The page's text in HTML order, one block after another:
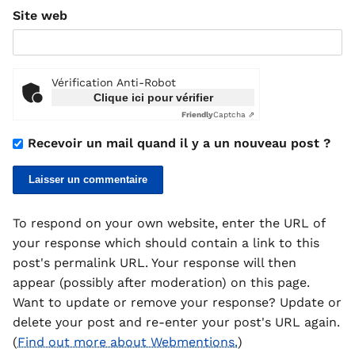
Site web
Vérification Anti-Robot
Clique ici pour vérifier
FriendlyCaptcha ⇗
Recevoir un mail quand il y a un nouveau post ?
To respond on your own website, enter the URL of
your response which should contain a link to this
post's permalink URL. Your response will then
appear (possibly after moderation) on this page.
Want to update or remove your response? Update or
delete your post and re-enter your post's URL again.
(Find out more about Webmentions.)